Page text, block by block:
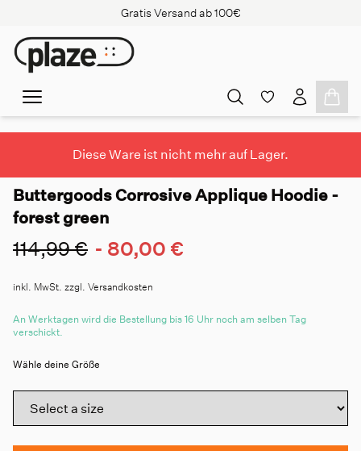
Gratis Versand ab 100€
Diese Ware ist nicht mehr auf Lager.
Buttergoods Corrosive Applique Hoodie -
forest green
114,99 € - 80,00 €
inkl. MwSt. zzgl. Versandkosten
An Werktagen wird die Bestellung bis 16 Uhr noch am selben Tag
verschickt.
Wähle deine Größe